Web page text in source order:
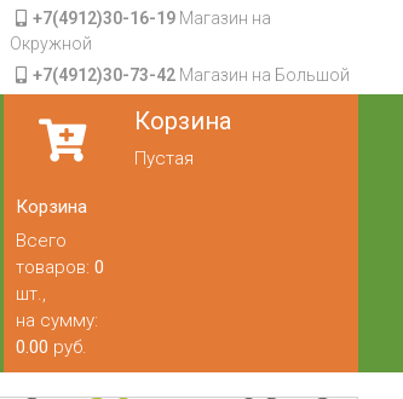
+7(4912)30-16-19Магазин на
Окружной
+7(4912)30-73-42Магазин на Большой
Корзина
Пустая
Корзина
Всего
товаров: 0
шт.,
на сумму:
0.00 руб.